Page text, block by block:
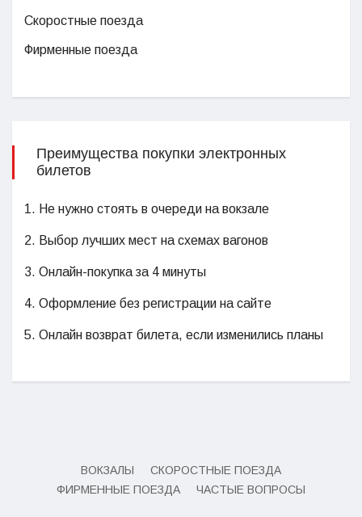
Скоростные поезда
Фирменные поезда
Преимущества покупки электронных
билетов
1. Не нужно стоять в очереди на вокзале
2. Выбор лучших мест на схемах вагонов
3. Онлайн-покупка за 4 минуты
4. Оформление без регистрации на сайте
5. Онлайн возврат билета, если изменились планы
ВОКЗАЛЫ
СКОРОСТНЫЕ ПОЕЗДА
ФИРМЕННЫЕ ПОЕЗДА
ЧАСТЫЕ ВОПРОСЫ